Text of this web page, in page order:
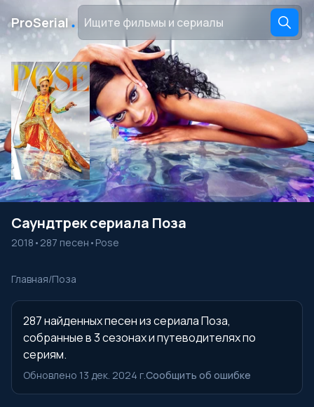
ProSerial․
Саундтрек сериала Поза
2018 • 287 песен • Pose
Главная/Поза
287 найденных песен из сериала Поза,
собранные в 3 сезонах и путеводителях по
сериям.
Обновлено 13 дек. 2024 г.Сообщить об ошибке